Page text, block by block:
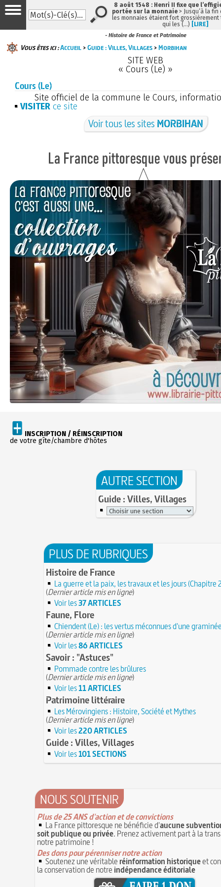
- Histoire de France et Patrimoine
Vous êtes ici :Accueil >Guide : Villes, Villages >Morbihan
SITE WEB
« Cours (Le) »
Cours (Le)
Site officiel de la commune le Cours,
VISITER ce site
Voir tous les sites MORBIHAN
INSCRIPTION / RÉINSCRIPTION
de votre gîte/chambre d'hôtes
AUTRE SECTION
Guide : Villes, Villages
PLUS DE RUBRIQUES
Histoire de France
La guerre et la paix, les travaux et les jours (Chapitre
(Dernier article mis en ligne)
Voir les37 ARTICLES
Faune, Flore
Chiendent (Le) : les vertus méconnues d'une
(Dernier article mis en ligne)
Voir les86 ARTICLES
Savoir : "Astuces"
Pommade contre les brûlures
(Dernier article mis en ligne)
Voir les11 ARTICLES
Patrimoine littéraire
Les Mérovingiens : Histoire, Société et Mythes
(Dernier article mis en ligne)
Voir les220 ARTICLES
Guide : Villes, Villages
Voir les101 SECTIONS
NOUS SOUTENIR
Plus de 25 ANS d'action et de convictions
La France pittoresque ne bénéficie d'aucune
soit publique ou privée. Prenez activement part à la
notre patrimoine !
Des dons pour pérenniser notre action
Soutenez une véritableréinformation historiqueet
la conservation de notre indépendance éditoriale
8 août 1548 : Henri II fixe que
portée sur la monnaie> Jusqu’à la fin
les monnaies étaient fort grossièrement
qui les (…) [LIRE]